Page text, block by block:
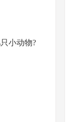
小动物?